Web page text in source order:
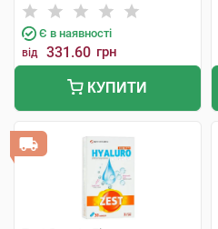
Є в наявності
від 331.60 грн
КУПИТИ